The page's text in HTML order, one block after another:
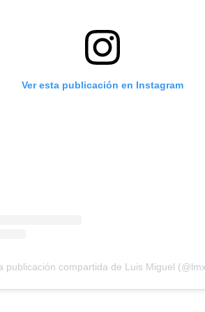
Ver esta publicación en Instagram
publicación compartida de Luis Miguel